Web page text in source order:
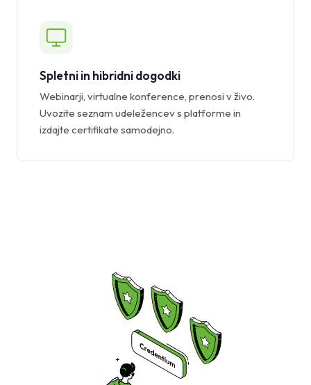
Spletni in hibridni dogodki
Webinarji, virtualne konference, prenosi v živo.
Uvozite seznam udeležencev s platforme in
izdajte certifikate samodejno.